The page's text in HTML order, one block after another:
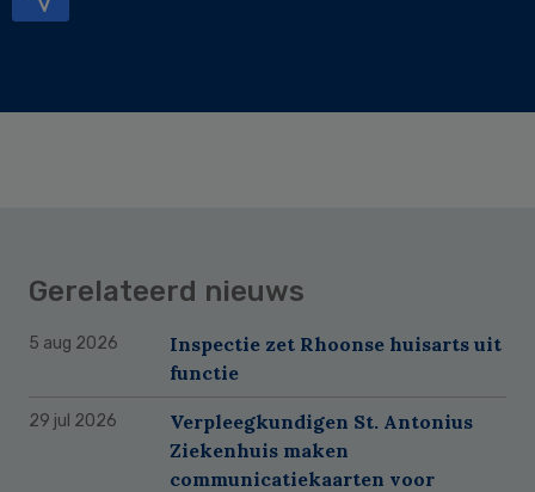
Gerelateerd nieuws
5 aug 2026
Inspectie zet Rhoonse huisarts uit
functie
29 jul 2026
Verpleegkundigen St. Antonius
Ziekenhuis maken
communicatiekaarten voor